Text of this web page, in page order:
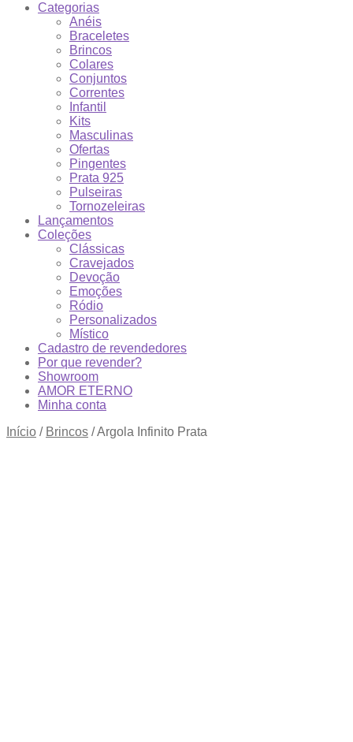
Categorias
Anéis
Braceletes
Brincos
Colares
Conjuntos
Correntes
Infantil
Kits
Masculinas
Ofertas
Pingentes
Prata 925
Pulseiras
Tornozeleiras
Lançamentos
Coleções
Clássicas
Cravejados
Devoção
Emoções
Ródio
Personalizados
Místico
Cadastro de revendedores
Por que revender?
Showroom
AMOR ETERNO
Minha conta
Início / Brincos /Argola Infinito Prata